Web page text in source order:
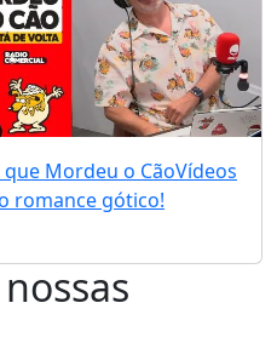
Mordeu o CãoVídeos
romance gótico!